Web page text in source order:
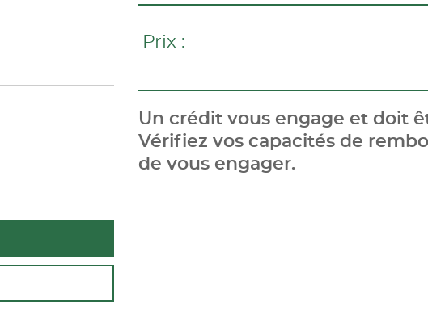
Prix :
Un crédit vous engage et doit
Vérifiez vos capacités de
de vous engager.